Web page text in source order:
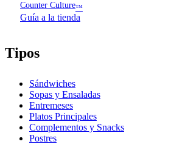
Counter Culture™
Guía a la tienda
Tipos
Sándwiches
Sopas y Ensaladas
Entremeses
Platos Principales
Complementos y Snacks
Postres